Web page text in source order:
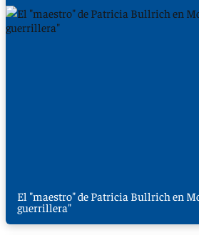
El "maestro" de Patricia Bullrich en
guerrillera"